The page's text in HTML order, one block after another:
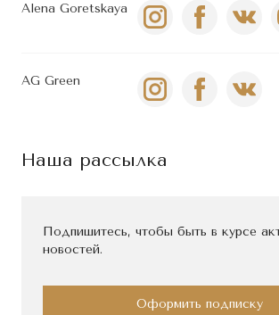
Alena Goretskaya
AG Green
Наша рассылка
Подпишитесь, чтобы быть в курсе
новостей.
Оформить подписку